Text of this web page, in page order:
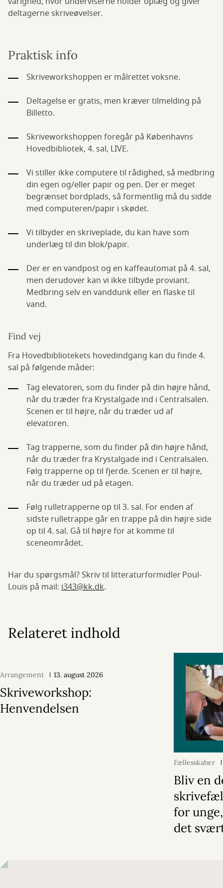
deltagerne skriveøvelser.
Praktisk info
Skriveworkshoppen er målrettet voksne.
Deltagelse er gratis, men kræver tilmelding på
Billetto.
Skriveworkshoppen foregår på Københavns
Hovedbibliotek, 4. sal, LIVE.
Vi stiller ikke computere til rådighed, så medbring
din egen og/eller papir og pen. Der er meget
begrænset bordplads, så formentlig må du sidde
med computeren/papir i skødet.
Vi tilbyder en skriveplade, du kan have som
underlæg til din blok/papir.
Der er en vandpost og en kaffeautomat på 4. sal,
men derudover kan vi ikke tilbyde proviant.
Medbring selv en vanddunk eller en flaske til
vand.
Find vej
Fra Hovedbibliotekets hovedindgang kan du finde 4.
sal på følgende måder:
Tag elevatoren, som du finder på din højre hånd,
når du træder fra Krystalgade ind i Centralsalen.
Scenen er til højre, når du træder ud af
elevatoren.
Tag trapperne, som du finder på din højre hånd,
når du træder fra Krystalgade ind i Centralsalen.
Følg trapperne op til fjerde. Scenen er til højre,
når du træder ud på etagen.
Følg rulletrapperne op til 3. sal. For enden af
sidste rulletrappe går en trappe på din højre side
op til 4. sal. Gå til højre for at komme til
sceneområdet.
Har du spørgsmål? Skriv til litteraturformidler Poul-
Louis på mail: i343@kk.dk.
Relateret indhold
Arrangement 13. august 2026
Skriveworkshop:
Henvendelsen
Fællesskaber
Bliv en
for
det